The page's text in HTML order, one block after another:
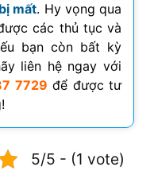
mất. Hy vọng qua
các thủ tục và
bạn còn bất kỳ
liên hệ ngay với
7729 để được tư
5/5 - (1 vote)